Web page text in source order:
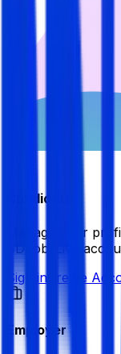
Candidate
Manage your
BDJobsLive
Sign in Create
Employer